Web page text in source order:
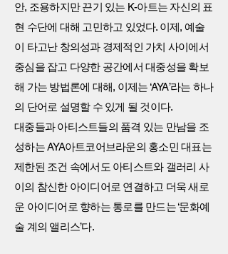
안, 조용하지만 끈기 있는 K-아트는 자신의 표
현 수단에 대해 고민하고 있었다. 이제, 예술
이 타고난 창의성과 경제적인 가치 사이에서
중심을 잡고 다양한 공간에서 대중성을 확보
해 가는 방법론에 대해, 이제는 ‘AYA’라는 하나
의 단어로 설명할 수 있게 될 것이다.
대중들과 아티스트들의 품격 있는 만남을 조
성하는 AYA아트코어브라운의 홍소민 대표는
제한된 조건 속에서도 아티스트와 갤러리 사
이의 참신한 아이디어로 연결하고 더욱 새로
운 아이디어로 향하는 통로를 만드는 ‘문화예
술 계의 앨리스’다.